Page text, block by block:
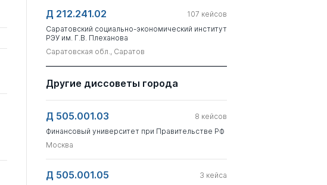
Д 212.241.02 107 кейсов
Саратовский социально-экономический институт
РЭУ им. Г.В. Плеханова
Саратовская обл., Саратов
Другие диссоветы города
Д 505.001.03 8 кейсов
Финансовый университет при Правительстве РФ
Москва
Д 505.001.05 3 кейса